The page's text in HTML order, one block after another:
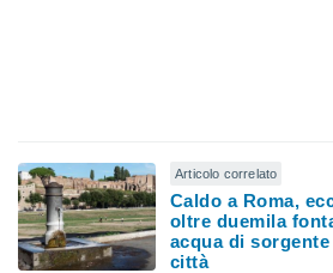
dati
sulla
Articolo correlato
Caldo a Roma,
oltre duemila
acqua di
città